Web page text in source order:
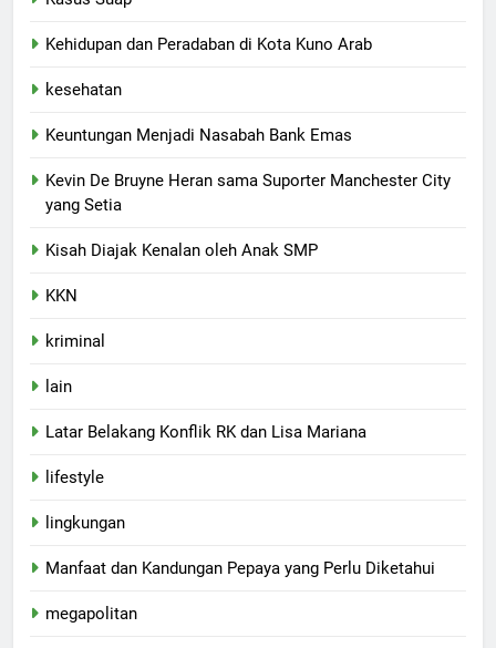
Kehidupan dan Peradaban di Kota Kuno Arab
kesehatan
Keuntungan Menjadi Nasabah Bank Emas
Kevin De Bruyne Heran sama Suporter Manchester City
yang Setia
Kisah Diajak Kenalan oleh Anak SMP
KKN
kriminal
lain
Latar Belakang Konflik RK dan Lisa Mariana
lifestyle
lingkungan
Manfaat dan Kandungan Pepaya yang Perlu Diketahui
megapolitan